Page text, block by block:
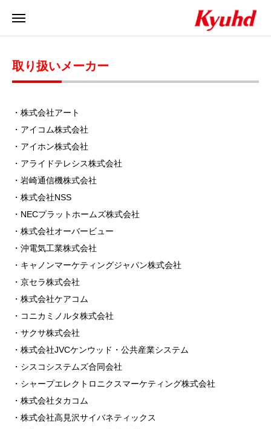
取り扱いメーカー
・株式会社アート
・アイコム株式会社
・アイホン株式会社
・アライドテレシス株式会社
・岩崎通信機株式会社
・株式会社NSS
・NECプラットホームズ株式会社
・株式会社オーバービュー
・沖電気工業株式会社
・キャノンマーケティングジャパン株式会社
・京セラ株式会社
・株式会社ケアコム
・コニカミノルタ株式会社
・サクサ株式会社
・株式会社JVCケンウッド・公共産業システム
・シスコシステムズ合同会社
・シャープエレクトロニクスマーケティング株式会社
・株式会社タカコム
・株式会社高見沢サイバネティックス